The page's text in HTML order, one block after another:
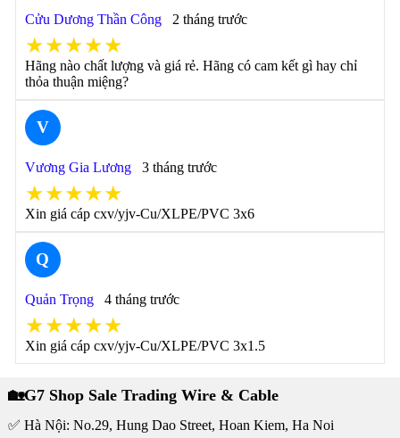
Cửu Dương Thần Công 2 tháng trước
★★★★★
Hãng nào chất lượng và giá rẻ. Hãng có cam kết gì hay chỉ
thỏa thuận miệng?
V
Vương Gia Lương 3 tháng trước
★★★★★
Xin giá cáp cxv/yjv-Cu/XLPE/PVC 3x6
Q
Quản Trọng 4 tháng trước
★★★★★
Xin giá cáp cxv/yjv-Cu/XLPE/PVC 3x1.5
🏡G7 Shop Sale Trading Wire & Cable
✅ Hà Nội: No.29, Hung Dao Street, Hoan Kiem, Ha Noi